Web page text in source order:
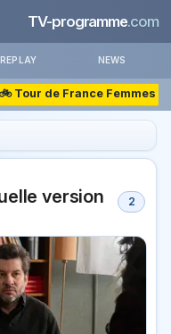
TV-programme.com
REPLAY NEWS
🚲 Tour de France Femmes
version
2